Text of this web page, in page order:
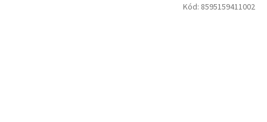
Kód: 8595159411002